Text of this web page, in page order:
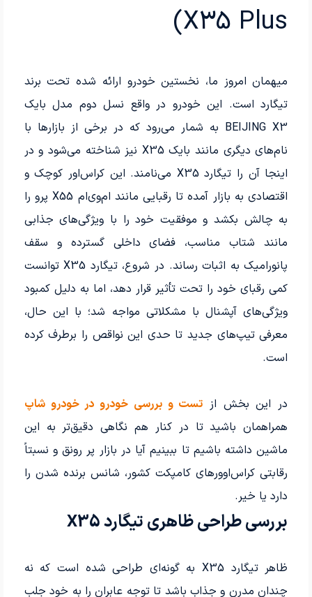
X35 Plus)
میهمان امروز ما، نخستین خودرو ارائه شده تحت برند
تیگارد است. این خودرو در واقع نسل دوم مدل بایک
BEIJING X3 به شمار می‌رود که در برخی از بازارها با
نام‌های دیگری مانند بایک X35 نیز شناخته می‌شود و در
اینجا آن را تیگارد X35 می‌نامند. این کراس‌اور کوچک و
اقتصادی به بازار آمده تا رقبایی مانند ام‌وی‌ام X55 پرو را
به چالش بکشد و موفقیت خود را با ویژگی‌های جذابی
مانند شتاب مناسب، فضای داخلی گسترده و سقف
پانورامیک به اثبات رساند. در شروع، تیگارد X35 توانست
کمی رقبای خود را تحت تأثیر قرار دهد، اما به دلیل کمبود
ویژگی‌های آپشنال با مشکلاتی مواجه شد؛ با این حال،
معرفی تیپ‌های جدید تا حدی این نواقص را برطرف کرده
است.
در این بخش از تست و بررسی خودرو در خودرو شاپ
همراهمان باشید تا در کنار هم نگاهی دقیق‌تر به این
ماشین داشته باشیم تا ببینیم آیا‎ در بازار پر رونق و نسبتاً
رقابتی کراس‌اوورهای کامپکت کشور، شانس برنده شدن را
دارد یا خیر.
بررسی طراحی ظاهری تیگارد X35
ظاهر تیگارد X35 به گونه‌ای طراحی شده است که نه
چندان مدرن و جذاب باشد تا توجه عابران را به خود جلب